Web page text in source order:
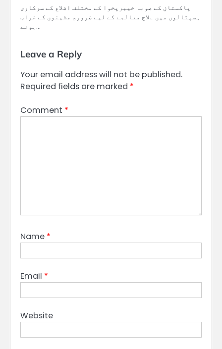
پاکستان کے صوبہ خیبرپخوا کے مختلف اضلاع کے سرکاری
ہسپتالوں میں علاج معالجے کے لیے ضروری مشینوں کے خراب
ہونے…
Leave a Reply
Your email address will not be published.
Required fields are marked *
Comment *
Name *
Email *
Website